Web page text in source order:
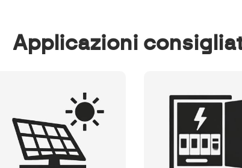
applicazioni